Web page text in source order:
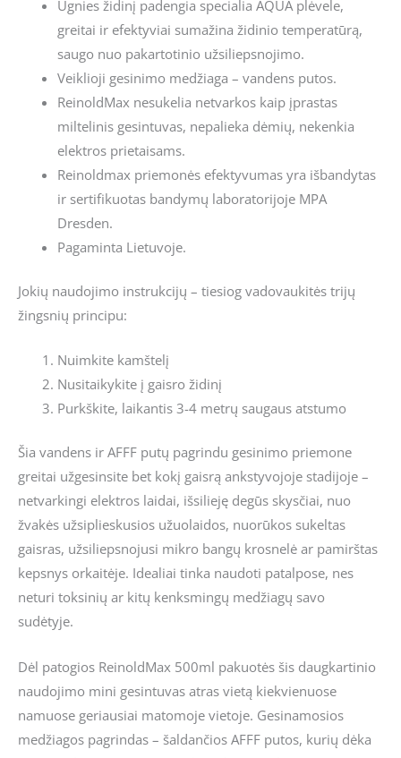
Ugnies židinį padengia specialia AQUA plėvele,
greitai ir efektyviai sumažina židinio temperatūrą,
saugo nuo pakartotinio užsiliepsnojimo.
Veiklioji gesinimo medžiaga – vandens putos.
ReinoldMax nesukelia netvarkos kaip įprastas
miltelinis gesintuvas, nepalieka dėmių, nekenkia
elektros prietaisams.
Reinoldmax priemonės efektyvumas yra išbandytas
ir sertifikuotas bandymų laboratorijoje MPA
Dresden.
Pagaminta Lietuvoje.
Jokių naudojimo instrukcijų – tiesiog vadovaukitės trijų
žingsnių principu:
Nuimkite kamštelį
Nusitaikykite į gaisro židinį
Purkškite, laikantis 3-4 metrų saugaus atstumo
Šia vandens ir AFFF putų pagrindu gesinimo priemone
greitai užgesinsite bet kokį gaisrą ankstyvojoje stadijoje –
netvarkingi elektros laidai, išsilieję degūs skysčiai, nuo
žvakės užsiplieskusios užuolaidos, nuorūkos sukeltas
gaisras, užsiliepsnojusi mikro bangų krosnelė ar pamirštas
kepsnys orkaitėje. Idealiai tinka naudoti patalpose, nes
neturi toksinių ar kitų kenksmingų medžiagų savo
sudėtyje.
Dėl patogios ReinoldMax 500ml pakuotės šis daugkartinio
naudojimo mini gesintuvas atras vietą kiekvienuose
namuose geriausiai matomoje vietoje. Gesinamosios
medžiagos pagrindas – šaldančios AFFF putos, kurių dėka